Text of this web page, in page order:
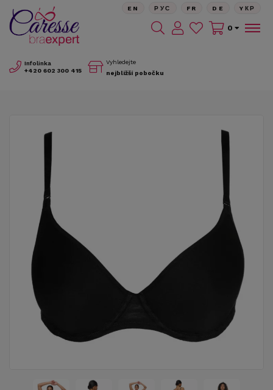
Infolinka
+420 602 300 415
Vyhledejte
nejbližší pobočku
EN РУС FR DE YКР
0